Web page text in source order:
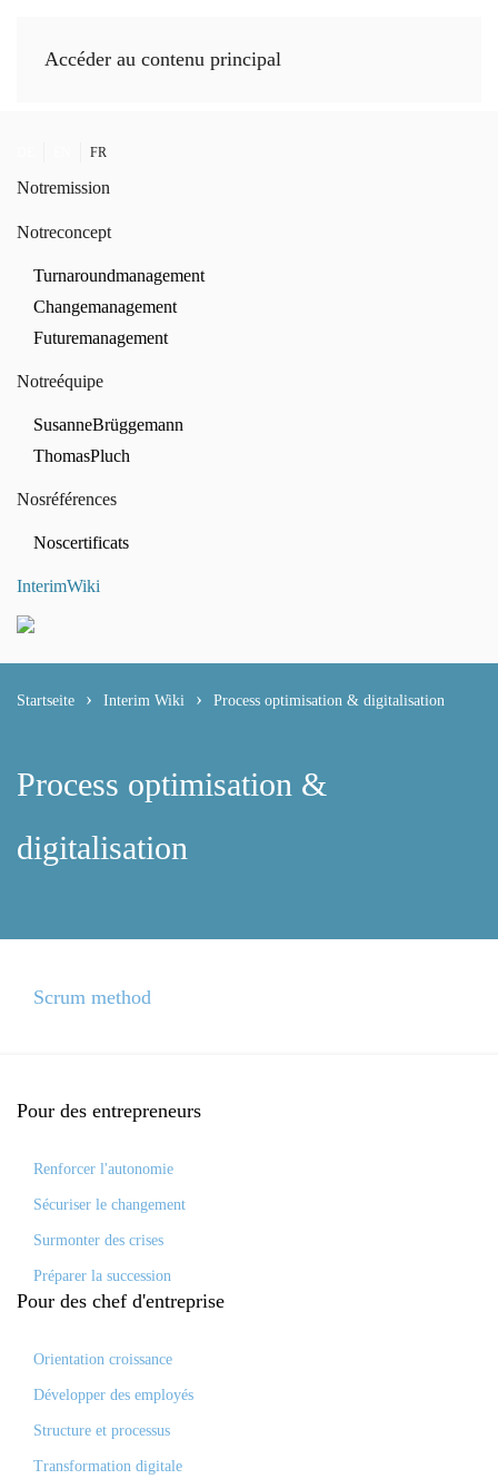
Accéder au contenu principal
FR
Notremission
Notreconcept
Turnaroundmanagement
Changemanagement
Futuremanagement
Notreéquipe
SusanneBrüggemann
ThomasPluch
Nosréférences
Noscertificats
InterimWiki
Startseite Interim Wiki Process optimisation & digitalisation
Process optimisation &
digitalisation
Scrum method
Pour des entrepreneurs
Renforcer l'autonomie
Sécuriser le changement
Surmonter des crises
Préparer la succession
Pour des chef d'entreprise
Orientation croissance
Développer des employés
Structure et processus
Transformation digitale